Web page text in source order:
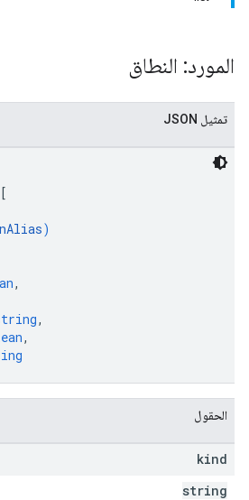
المورد: النطاق
تمثيل JSON
[
)
,
,
,
الحقول
kind
string